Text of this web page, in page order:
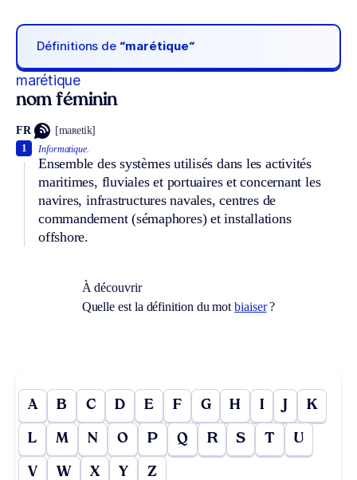
Définitions de “marétique“
marétique
nom féminin
FR [maʀetik]
Informatique.
Ensemble des systèmes utilisés dans les activités
maritimes, fluviales et portuaires et concernant les
navires, infrastructures navales, centres de
commandement (sémaphores) et installations
offshore.
1
À découvrir
Quelle est la définition du motbiaiser?
A B C D E F G H I J K
L M N O P Q R S T U
V W X Y Z